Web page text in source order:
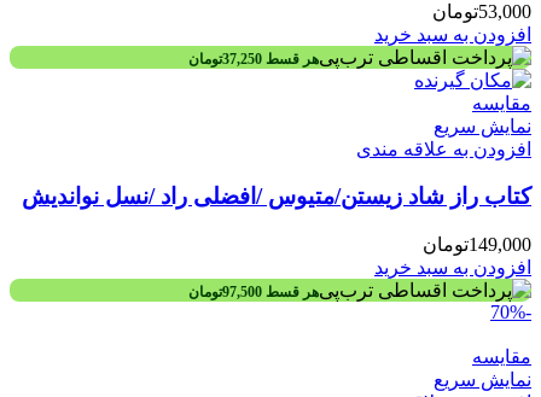
53,000تومان
افزودن به سبد خرید
هر قسط 37,250تومان
مقايسه
نمایش سریع
افزودن به علاقه مندی
کتاب راز شاد زیستن/متيوس /افضلی راد /نسل نوانديش
149,000تومان
افزودن به سبد خرید
هر قسط 97,500تومان
-70%
مقايسه
نمایش سریع